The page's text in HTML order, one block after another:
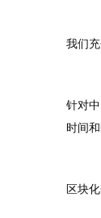
我们
针对
时间
区块